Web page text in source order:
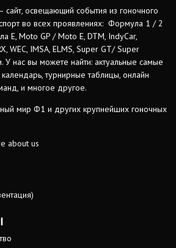
– сайт, освещающий события из гоночного
во всех проявлениях: Формула 1 / 2
Е, Moto GP / Moto E, DTM, IndyCar,
WEC, IMSA, ELMS, Super GT/ Super
У нас вы можете найти: актуальные самые
турнирные таблицы, онлайн
и многое другое.
мир Ф1 и других крупнейших гоночных
about us